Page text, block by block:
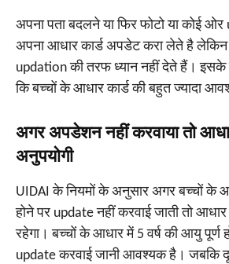
अपना पता बदलने या फिर फोटो या कोई
अपना आधार कार्ड अपडेट करा लेते है लेकिन
updation की तरफ ध्यान नहीं देते हैं।
कि बच्चों के आधार कार्ड की बहुत ज्यादा
अगर अपडेशन नहीं करवाया तो आधार
अनुपयोगी
UIDAI के नियमों के अनुसार अगर बच्चों के
होने पर update नहीं करवाई जाती तो आधार
रहेगा। बच्चों के आधार में 5 वर्ष की आयु पूर्ण
update करवाई जानी आवश्यक है। जबकि